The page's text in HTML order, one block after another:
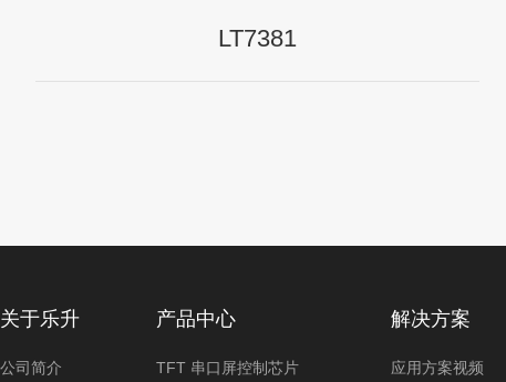
LT7381
关于乐升
公司简介
产品中心
TFT 串口屏控制芯片
解决方案
应用方案视频